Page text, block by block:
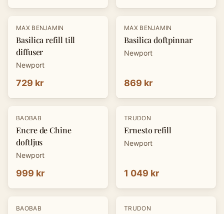
MAX BENJAMIN
Basilica refill till
diffuser
Newport
729 kr
MAX BENJAMIN
Basilica doftpinnar
Newport
869 kr
BAOBAB
Encre de Chine
doftljus
Newport
999 kr
TRUDON
Ernesto refill
Newport
1 049 kr
BAOBAB TRUDON